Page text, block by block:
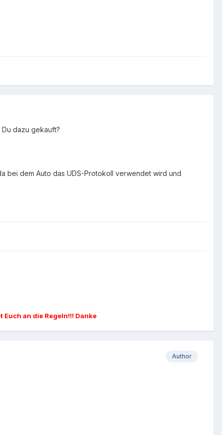
dazu gekauft?
bei dem Auto das UDS-Protokoll verwendet wird und
an die Regeln!!! Danke
Author